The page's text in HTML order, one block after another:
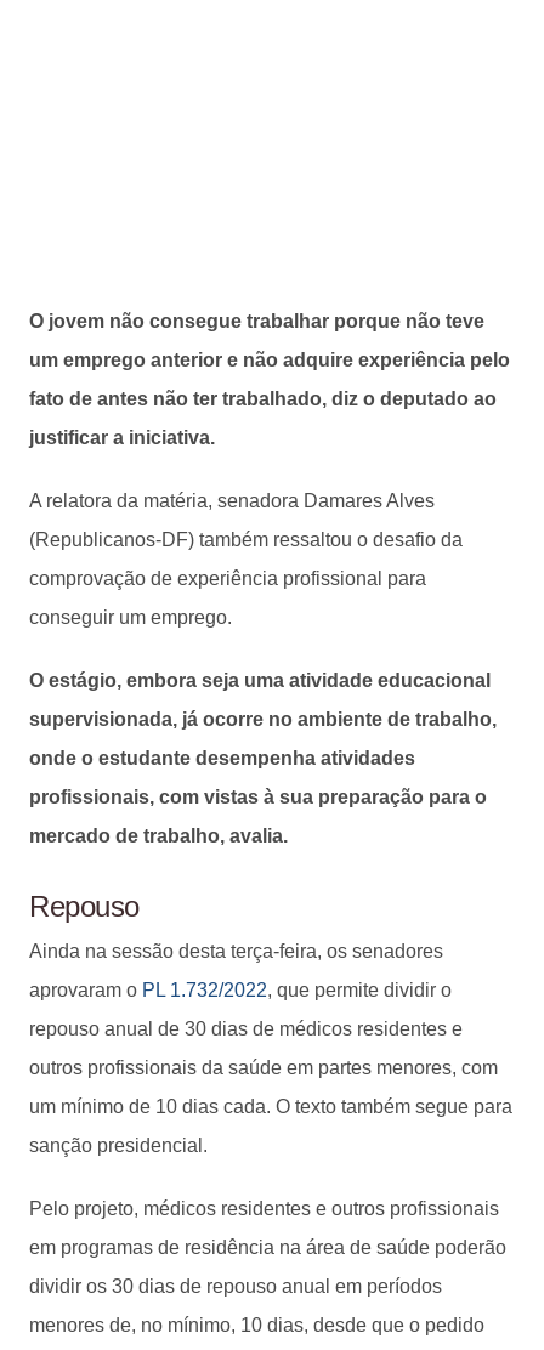
O jovem não consegue trabalhar porque não teve
um emprego anterior e não adquire experiência pelo
fato de antes não ter trabalhado, diz o deputado ao
justificar a iniciativa.
A relatora da matéria, senadora Damares Alves
(Republicanos-DF) também ressaltou o desafio da
comprovação de experiência profissional para
conseguir um emprego.
O estágio, embora seja uma atividade educacional
supervisionada, já ocorre no ambiente de trabalho,
onde o estudante desempenha atividades
profissionais, com vistas à sua preparação para o
mercado de trabalho, avalia.
Repouso
Ainda na sessão desta terça-feira, os senadores
aprovaram o PL 1.732/2022, que permite dividir o
repouso anual de 30 dias de médicos residentes e
outros profissionais da saúde em partes menores, com
um mínimo de 10 dias cada. O texto também segue para
sanção presidencial.
Pelo projeto, médicos residentes e outros profissionais
em programas de residência na área de saúde poderão
dividir os 30 dias de repouso anual em períodos
menores de, no mínimo, 10 dias, desde que o pedido